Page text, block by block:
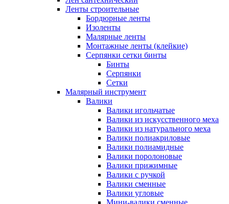
Ленты строительные
Бордюрные ленты
Изоленты
Малярные ленты
Монтажные ленты (клейкие)
Серпянки сетки бинты
Бинты
Серпянки
Сетки
Малярный инструмент
Валики
Валики игольчатые
Валики из искусственного меха
Валики из натурального меха
Валики полиакриловые
Валики полиамидные
Валики поролоновые
Валики прижимные
Валики с ручкой
Валики сменные
Валики угловые
Мини-валики сменные